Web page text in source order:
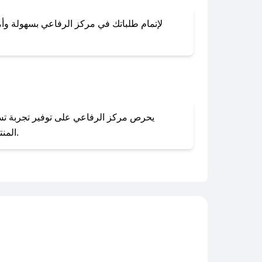
لإتمام طلباتك في مركز الرفاعي بسهولة
المنتجات بحالتها الأصلية وغير مستخدمة. يمكنك تقديم طلب الإرجاع بسهولة عبر موقعنا الإلكتروني أو من خلال خدمة العملاء.